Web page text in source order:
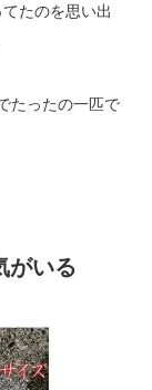
たのを思い出
たったの一匹で
がいる